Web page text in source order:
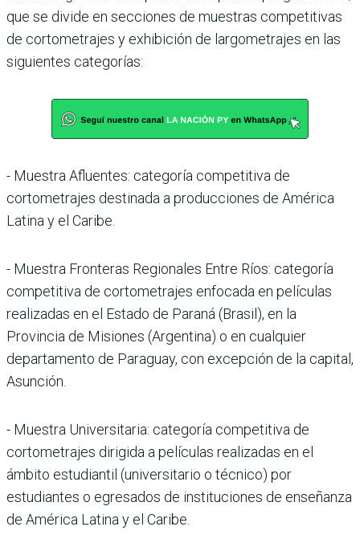
que se divide en secciones de muestras competitivas
de cortometrajes y exhibición de largometrajes en las
siguientes categorías:
- Muestra Afluentes: categoría competitiva de
cortometrajes destinada a producciones de América
Latina y el Caribe.
- Muestra Fronteras Regionales Entre Ríos: categoría
competitiva de cortometrajes enfocada en películas
realizadas en el Estado de Paraná (Brasil), en la
Provincia de Misiones (Argentina) o en cualquier
departamento de Paraguay, con excepción de la capital,
Asunción.
- Muestra Universitaria: categoría competitiva de
cortometrajes dirigida a películas realizadas en el
ámbito estudiantil (universitario o técnico) por
estudiantes o egresados de instituciones de enseñanza
de América Latina y el Caribe.